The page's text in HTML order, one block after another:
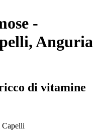
-
Anguria
di vitamine
Capelli